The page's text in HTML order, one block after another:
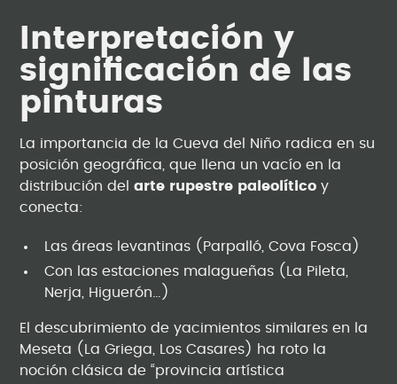
Interpretación y
significación de las
pinturas
La importancia de la Cueva del Niño radica en su
posición geográfica, que llena un vacío en la
distribución delarte rupestre paleolítico y
conecta:
Las áreas levantinas (Parpalló, Cova Fosca)
Con las estaciones malagueñas (La Pileta,
Nerja, Higuerón…)
El descubrimiento de yacimientos similares en la
Meseta (La Griega, Los Casares) ha roto la
noción clásica de “provincia artística